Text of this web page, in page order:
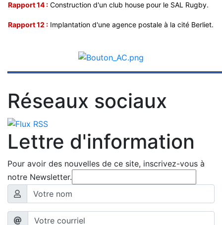
Rapport 14 : Construction d'un club house pour le SAL Rugby.
Rapport 12 : Implantation d'une agence postale à la cité Berliet.
Réseaux sociaux
Lettre d'information
Pour avoir des nouvelles de ce site, inscrivez-vous à
notre Newsletter.